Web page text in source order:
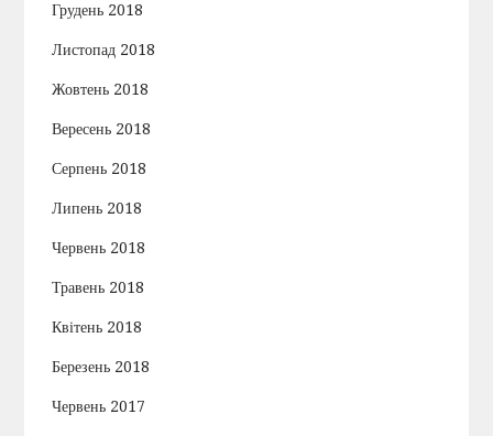
Грудень 2018
Листопад 2018
Жовтень 2018
Вересень 2018
Серпень 2018
Липень 2018
Червень 2018
Травень 2018
Квітень 2018
Березень 2018
Червень 2017